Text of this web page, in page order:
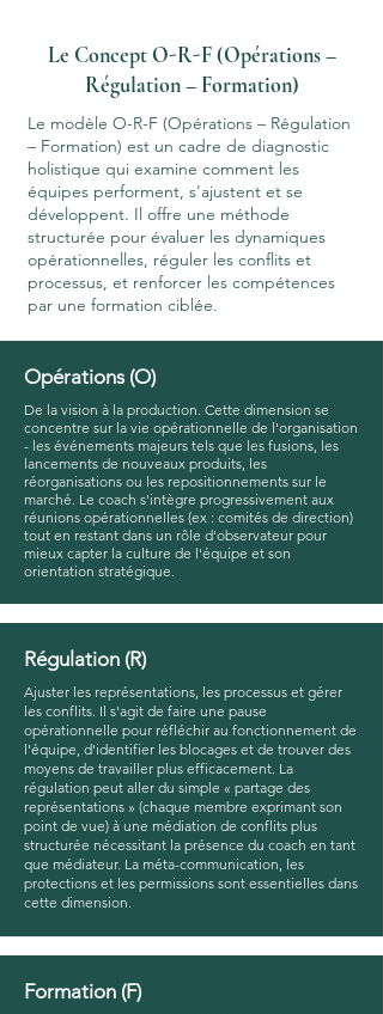
Le Concept O-R-F (Opérations –
Régulation – Formation)
Le modèle O-R-F (Opérations – Régulation
– Formation) est un cadre de diagnostic
holistique qui examine comment les
équipes performent, s'ajustent et se
développent. Il offre une méthode
structurée pour évaluer les dynamiques
opérationnelles, réguler les conflits et
processus, et renforcer les compétences
par une formation ciblée.
Opérations (O)
De la vision à la production. Cette dimension se
concentre sur la vie opérationnelle de l'organisation
- les événements majeurs tels que les fusions, les
lancements de nouveaux produits, les
réorganisations ou les repositionnements sur le
marché. Le coach s'intègre progressivement aux
réunions opérationnelles (ex : comités de direction)
tout en restant dans un rôle d'observateur pour
mieux capter la culture de l'équipe et son
orientation stratégique.
Régulation (R)
Ajuster les représentations, les processus et gérer
les conflits. Il s'agit de faire une pause
opérationnelle pour réfléchir au fonctionnement de
l'équipe, d'identifier les blocages et de trouver des
moyens de travailler plus efficacement. La
régulation peut aller du simple « partage des
représentations » (chaque membre exprimant son
point de vue) à une médiation de conflits plus
structurée nécessitant la présence du coach en tant
que médiateur. La méta-communication, les
protections et les permissions sont essentielles dans
cette dimension.
Formation (F)